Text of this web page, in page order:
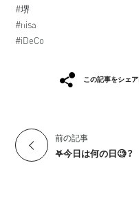
#堺
#nisa
#iDeCo
この記事をシェア
前の記事
𖤐今日は何の日🧐？